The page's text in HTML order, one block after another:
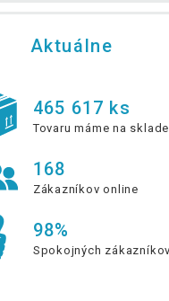
Aktuálne
465 617 ks
Tovaru máme na sklade
168
Zákazníkov online
98%
Spokojných zákazníkov